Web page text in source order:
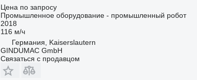
Цена по запросу
Промышленное оборудование - промышленный робот
2018
116 м/ч
Германия, Kaiserslautern
GINDUMAC GmbH
Связаться с продавцом